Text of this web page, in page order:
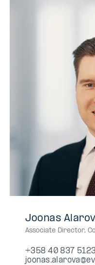
Joonas
Associate Director,
+358 40 837
+358
40
5123
+358408375123
040
837
0408375123
040-
8375123